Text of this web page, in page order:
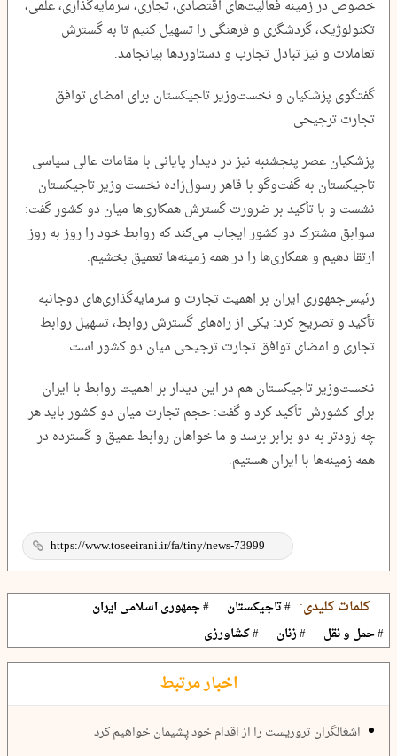
خصوص در زمینه فعالیت‌های اقتصادی، تجاری، سرمایه‌گذاری، علمی،
تکنولوژیک، گردشگری و فرهنگی را تسهیل کنیم تا به گسترش
تعاملات و نیز تبادل تجارب و دستاوردها بیانجامد.
گفتگوی پزشکیان و نخست‌وزیر تاجیکستان برای امضای توافق
تجارت ترجیحی
پزشکیان عصر پنجشنبه نیز در دیدار پایانی با مقامات عالی سیاسی
تاجیکستان به گفت‌وگو با قاهر رسول‌زاده نخست وزیر تاجیکستان
نشست و با تأکید بر ضرورت گسترش همکاری‌ها میان دو کشور گفت:
سوابق مشترک دو کشور ایجاب می‌کند که روابط خود را روز به روز
ارتقا دهیم و همکاری‌ها را در همه زمینه‌ها تعمیق بخشیم.
رئیس‌جمهوری ایران بر اهمیت تجارت و سرمایه‌گذاری‌های دوجانبه
تأکید و تصریح کرد: یکی از راه‌های گسترش روابط، تسهیل روابط
تجاری و امضای توافق تجارت ترجیحی میان دو کشور است.
نخست‌وزیر تاجیکستان هم در این دیدار بر اهمیت روابط با ایران
برای کشورش تأکید کرد و گفت: حجم تجارت میان دو کشور باید هر
چه زودتر به دو برابر برسد و ما خواهان روابط عمیق و گسترده در
همه زمینه‌ها با ایران هستیم.
کلمات کلیدی: # تاجیکستان
# جمهوری اسلامی ایران
# حمل و نقل
# زنان # کشاورزی
اخبار مرتبط
اشغالگران تروریست را از اقدام خود پشیمان خواهیم کرد